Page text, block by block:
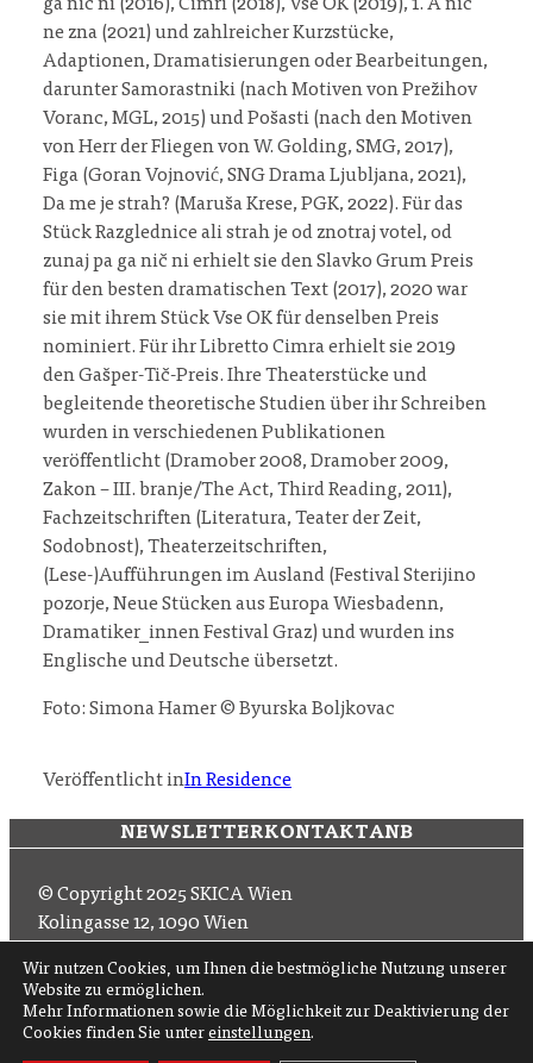
ga nič ni (2016), Cimri (2018), Vse OK (2019), 1. A nič
ne zna (2021) und zahlreicher Kurzstücke,
Adaptionen, Dramatisierungen oder Bearbeitungen,
darunter Samorastniki (nach Motiven von Prežihov
Voranc, MGL, 2015) und Pošasti (nach den Motiven
von Herr der Fliegen von W. Golding, SMG, 2017),
Figa (Goran Vojnović, SNG Drama Ljubljana, 2021),
Da me je strah? (Maruša Krese, PGK, 2022). Für das
Stück Razglednice ali strah je od znotraj votel, od
zunaj pa ga nič ni erhielt sie den Slavko Grum Preis
für den besten dramatischen Text (2017), 2020 war
sie mit ihrem Stück Vse OK für denselben Preis
nominiert. Für ihr Libretto Cimra erhielt sie 2019
den Gašper-Tič-Preis. Ihre Theaterstücke und
begleitende theoretische Studien über ihr Schreiben
wurden in verschiedenen Publikationen
veröffentlicht (Dramober 2008, Dramober 2009,
Zakon – III. branje/The Act, Third Reading, 2011),
Fachzeitschriften (Literatura, Teater der Zeit,
Sodobnost), Theaterzeitschriften,
(Lese-)Aufführungen im Ausland (Festival Sterijino
pozorje, Neue Stücken aus Europa Wiesbadenn,
Dramatiker_innen Festival Graz) und wurden ins
Englische und Deutsche übersetzt.
Foto: Simona Hamer © Byurska Boljkovac
Veröffentlicht inIn Residence
Wir nutzen Cookies, um Ihnen die bestmögliche Nutzung unserer
Website zu ermöglichen.
Mehr Informationen sowie die Möglichkeit zur Deaktivierung der
Cookies finden Sie unter einstellungen.
NEWSLETTERKONTAKTANB
© Copyright 2025 SKICA Wien
Kolingasse 12, 1090 Wien
Tel+43 1 319 11 60 33
Folgen Sie uns auf